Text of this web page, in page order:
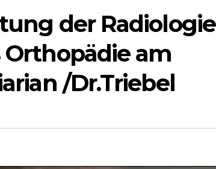
der Radiologie
am
/Dr.Triebel